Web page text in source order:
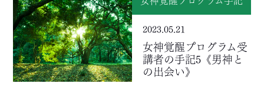
2023.05.21
女神覚醒プログラム受
講者の手記5《男神と
の出会い》